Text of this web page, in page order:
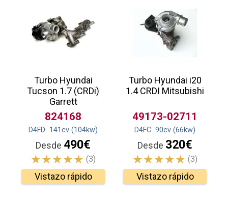
Turbo Hyundai
Tucson 1.7 (CRDi)
Garrett
824168
D4FD 141cv (104kw)
Desde 490€
(3)
Vistazo rápido
Turbo Hyundai i20
1.4 CRDI Mitsubishi
49173-02711
D4FC 90cv (66kw)
Desde 320€
(3)
Vistazo rápido